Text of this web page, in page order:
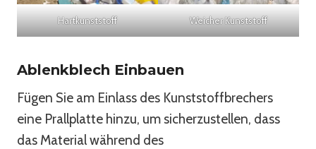
Hartkunststoff Weicher Kunststoff
Ablenkblech Einbauen
Fügen Sie am Einlass des Kunststoffbrechers
eine Prallplatte hinzu, um sicherzustellen, dass
das Material während des